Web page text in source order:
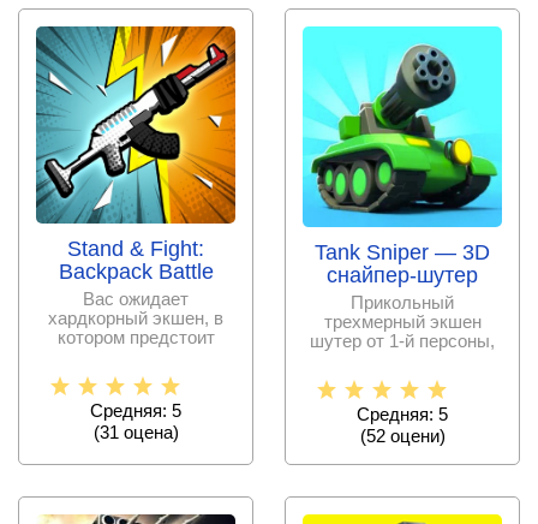
Stand & Fight:
Backpack Battle
Вас ожидает
хардкорный экшен, в
котором предстоит
уничтожать
Средняя: 5
(31 оценa)
Tank Sniper — 3D
снайпер-шутер
Прикольный
трехмерный экшен
шутер от 1-й персоны,
уничтожать танки при
Средняя: 5
(52оцени)